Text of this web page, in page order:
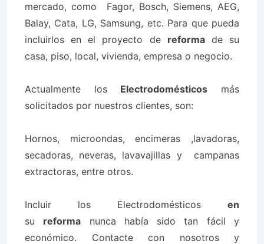
mercado, como
Fagor, Bosch, Siemens, AEG,
Balay, Cata, LG, Samsung, etc. Para que pueda
incluirlos en el proyecto de reformade su
casa, piso, local, vivienda, empresa o negocio.
Actualmente los Electrodomésticos más
solicitados por nuestros clientes, son:
Hornos, microondas, encimeras ,lavadoras,
secadoras, neveras, lavavajillas y campanas
extractoras, entre otros.
Incluir los Electrodomésticos en
su reforma nunca había sido tan fácil y
económico. Contacte con nosotros y